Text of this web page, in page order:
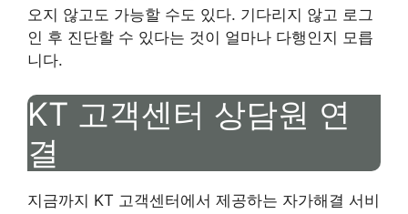
오지 않고도 가능할 수도 있다. 기다리지 않고 로그
인 후 진단할 수 있다는 것이 얼마나 다행인지 모릅
니다.
KT 고객센터 상담원 연
결
지금까지 KT 고객센터에서 제공하는 자가해결 서비